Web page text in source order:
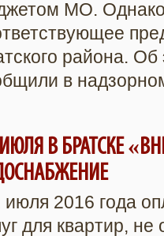
МО.
района.
в
В БРАТСКЕ
2016 года
для квартир,